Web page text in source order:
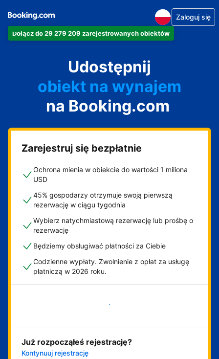
Dołącz do 29 279 209 zarejestrowanych obiektów
Zaloguj się
Udostępnij
apartament
hotel
obiekt na wynajem
wakacyjny
pensjonat
obiekt B&B
na Booking.com
Zarejestruj się bezpłatnie
Ochrona mienia w obiekcie do wartości 1 miliona
USD
45% gospodarzy otrzymuje swoją pierwszą
rezerwację w ciągu tygodnia
Wybierz natychmiastową rezerwację lub prośbę o
rezerwację
Będziemy obsługiwać płatności za Ciebie
Codzienne wypłaty. Zwolnienie z opłat za usługę
płatniczą w 2026 roku.
Zacznij już teraz
Już rozpocząłeś rejestrację?
Kontynuuj rejestrację